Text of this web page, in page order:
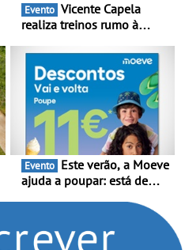
Evento
realiza treinos rumo à
Portugal Karting e mira boa
estreia - O Campeonato
Portugal Karting 2026
decorre entre 1 de Março e
6 de Setembro
Evento
ajuda a poupar: está de
Volta” com descontos de